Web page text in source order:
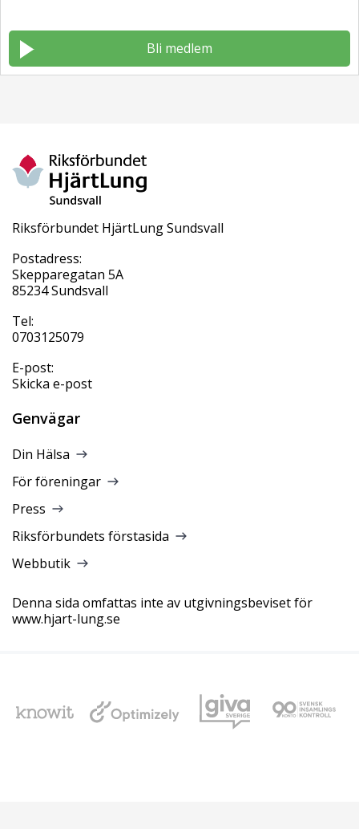
Bli medlem
Riksförbundet HjärtLung Sundsvall
Postadress:
Skepparegatan 5A
85234 Sundsvall
Tel:
0703125079
E-post:
Skicka e-post
Genvägar
Din Hälsa
För föreningar
Press
Riksförbundets förstasida
Webbutik
Denna sida omfattas inte av utgivningsbeviset för
www.hjart-lung.se